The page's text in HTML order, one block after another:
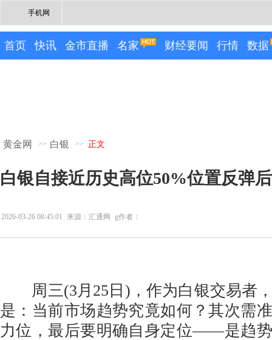
手机网
首页 快讯 金市直播 名家 财经要闻 行情 数据
黄金网 >> 白银 >> 正文
白银自接近历史高位50%位置反弹
2026-03-26 08:45:01 来源：汇通网 g作者：
周三(3月25日)，作为白银交易者
是：当前市场趋势究竟如何？其次需
力位，最后要明确自身定位——是趋